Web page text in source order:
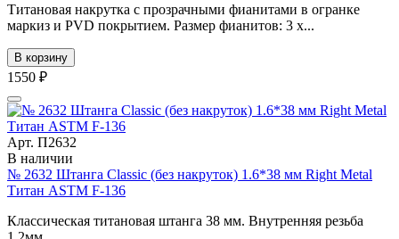
Титановая накрутка с прозрачными фианитами в огранке
маркиз и PVD покрытием. Размер фианитов: 3 х...
В корзину
1550 ₽
Арт. П2632
В наличии
№ 2632 Штанга Classic (без накруток) 1.6*38 мм Right Metal
Титан ASTM F-136
Классическая титановая штанга 38 мм. Внутренняя резьба